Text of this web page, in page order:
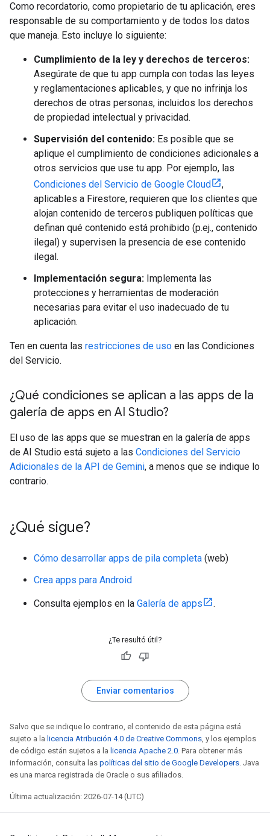
Como recordatorio, como propietario de tu aplicación, eres
responsable de su comportamiento y de todos los datos
que maneja. Esto incluye lo siguiente:
Cumplimiento de la ley y derechos de terceros:
Asegúrate de que tu app cumpla con todas las leyes
y reglamentaciones aplicables, y que no infrinja los
derechos de otras personas, incluidos los derechos
de propiedad intelectual y privacidad.
Supervisión del contenido: Es posible que se
aplique el cumplimiento de condiciones adicionales a
otros servicios que use tu app. Por ejemplo, las
Condiciones del Servicio de Google Cloud
,
aplicables a Firestore, requieren que los clientes que
alojan contenido de terceros publiquen políticas que
definan qué contenido está prohibido (p.ej., contenido
ilegal) y supervisen la presencia de ese contenido
ilegal.
Implementación segura: Implementa las
protecciones y herramientas de moderación
necesarias para evitar el uso inadecuado de tu
aplicación.
Ten en cuenta las restricciones de uso en las Condiciones
del Servicio.
¿Qué condiciones se aplican a las apps de la
galería de apps en AI Studio?
El uso de las apps que se muestran en la galería de apps
de AI Studio está sujeto a las Condiciones del Servicio
Adicionales de la API de Gemini, a menos que se indique lo
contrario.
¿Qué sigue?
Cómo desarrollar apps de pila completa (web)
Crea apps para Android
Consulta ejemplos en la Galería de apps .
¿Te resultó útil?
Enviar comentarios
Salvo que se indique lo contrario, el contenido de esta página está
sujeto a la licencia Atribución 4.0 de Creative Commons, y los ejemplos
de código están sujetos a la licencia Apache 2.0. Para obtener más
información, consulta las políticas del sitio de Google Developers. Java
es una marca registrada de Oracle o sus afiliados.
Última actualización: 2026-07-14 (UTC)